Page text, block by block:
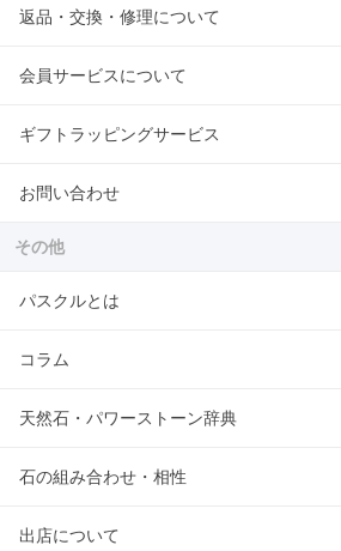
返品・交換・修理について
会員サービスについて
ギフトラッピングサービス
お問い合わせ
その他
パスクルとは
コラム
天然石・パワーストーン辞典
石の組み合わせ・相性
出店について